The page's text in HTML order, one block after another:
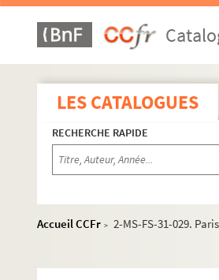
LES CATALOGUES
RECHERCHE RAPIDE
Accueil CCFr > 2-MS-FS-31-029.
4-MS-FS-31-300. Les
Les Morot-Chandonneur
Gilberte retrouvée
4-MS-FS-31-304. Une
4-MS-FS-31-305. La
4-MS-FS-31-306. Le
Dictionnaire du
Mémoires d'une Bergère